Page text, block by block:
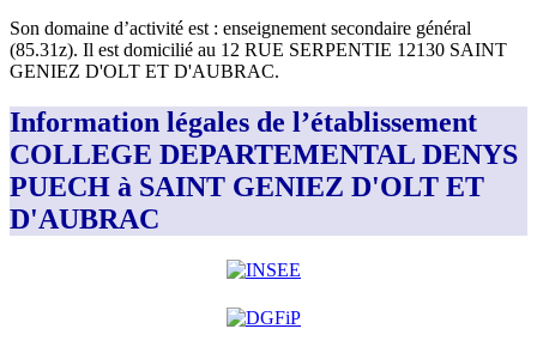
Son domaine d’activité est : enseignement secondaire général
(85.31z). Il est domicilié au 12 RUE SERPENTIE 12130 SAINT
GENIEZ D'OLT ET D'AUBRAC.
Information légales de l’établissement
COLLEGE DEPARTEMENTAL DENYS
PUECH à SAINT GENIEZ D'OLT ET
D'AUBRAC